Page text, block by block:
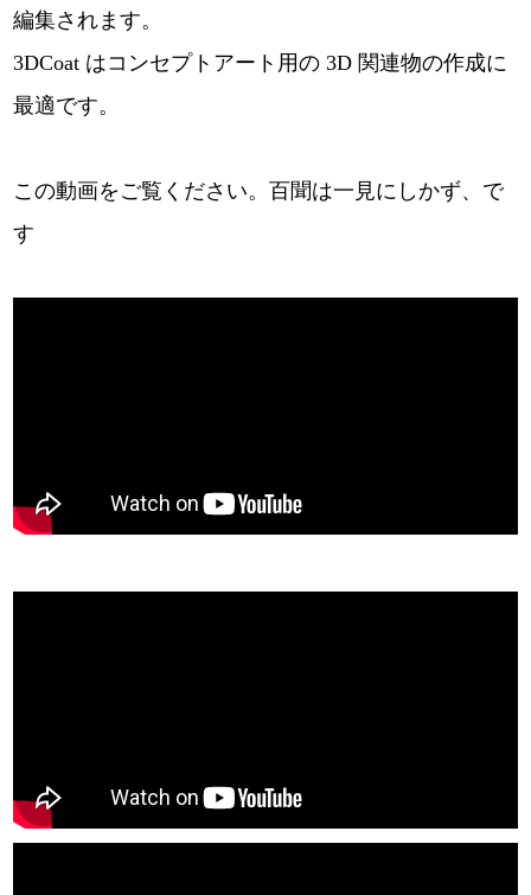
編集されます。
3DCoat はコンセプトアート用の 3D 関連物の作成に
最適です。
この動画をご覧ください。百聞は一見にしかず、で
す